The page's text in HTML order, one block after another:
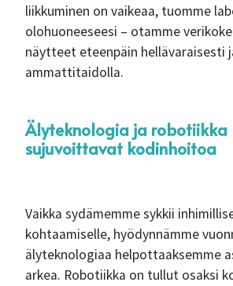
liikkuminen on vaikeaa, tuomme
olohuoneeseesi – otamme
näytteet eteenpäin hellävaraisesti
ammattitaidolla.
Älyteknologia ja robotiikka
sujuvoittavat kodinhoitoa
Vaikka sydämemme sykkii
kohtaamiselle, hyödynnämme
älyteknologiaa helpottaaksemme
arkea. Robotiikka on tullut osaksi